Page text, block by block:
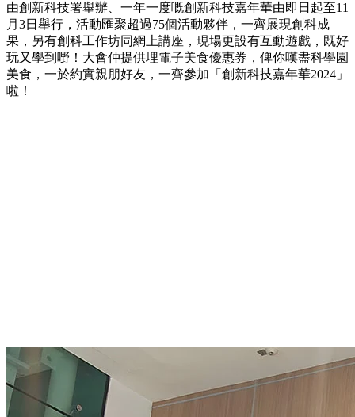
由創新科技署舉辦、一年一度嘅創新科技嘉年華由即日起至11
月3日舉行，活動匯聚超過75個活動夥伴，一齊展現創科成
果，另有創科工作坊同網上講座，現場更設有互動遊戲，既好
玩又學到嘢！大會仲提供埋電子美食優惠券，俾你嘆盡科學園
美食，一於約實親朋好友，一齊參加「創新科技嘉年華2024」
啦！